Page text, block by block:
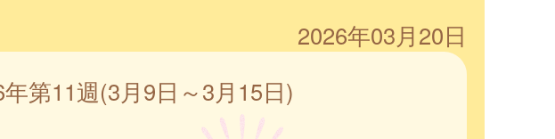
2026年03月20日
第11週(3月9日～3月15日)